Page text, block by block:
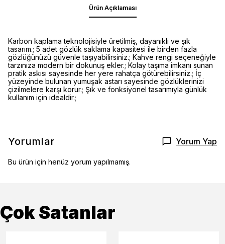
Ürün Açıklaması
Karbon kaplama teknolojisiyle üretilmiş, dayanıklı ve şık
tasarım.; 5 adet gözlük saklama kapasitesi ile birden fazla
gözlüğünüzü güvenle taşıyabilirsiniz.; Kahve rengi seçeneğiyle
tarzınıza modern bir dokunuş ekler.; Kolay taşıma imkanı sunan
pratik askısı sayesinde her yere rahatça götürebilirsiniz.; İç
yüzeyinde bulunan yumuşak astarı sayesinde gözlüklerinizi
çizilmelere karşı korur.; Şık ve fonksiyonel tasarımıyla günlük
kullanım için idealdir.;
Yorumlar Yorum Yap
Bu ürün için henüz yorum yapılmamış.
Çok Satanlar